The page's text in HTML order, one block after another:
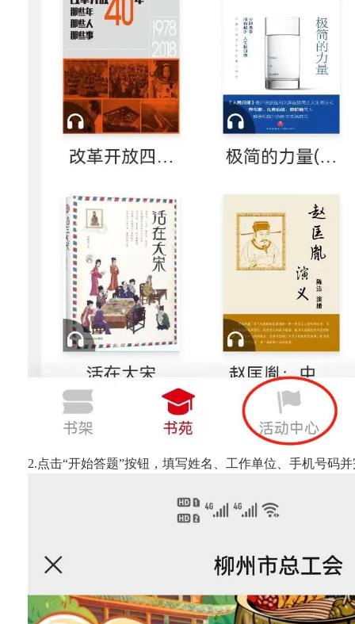
2.点击“开始答题”按钮，填写姓名、工作单位、手机号码